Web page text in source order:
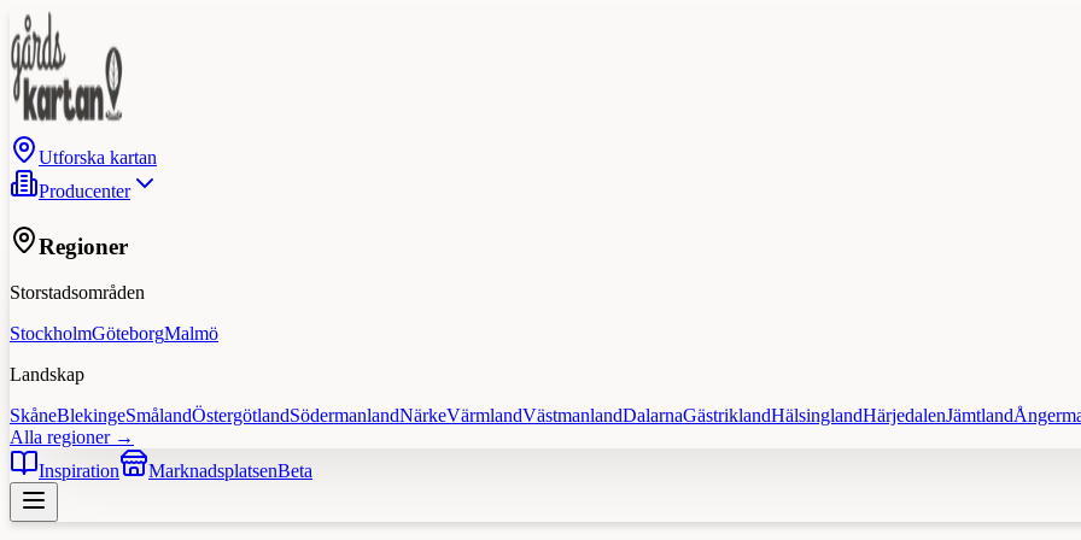
Utforska kartan
Producenter
Regioner
Storstadsområden
StockholmGöteborgMalmö
Landskap
SkåneBlekingeSmålandÖstergötlandSödermanlandNärkeVärmlandVästmanlandDalarnaGästriklandHälsinglandHärjedalenJämtland
Alla regioner →
Inspiration
MarknadsplatsenBeta